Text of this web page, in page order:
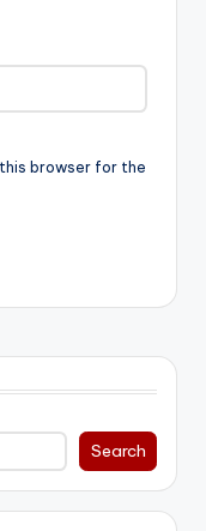
browser for the
Search